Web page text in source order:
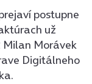
postupne
už
Milan Morávek
Digitálneho